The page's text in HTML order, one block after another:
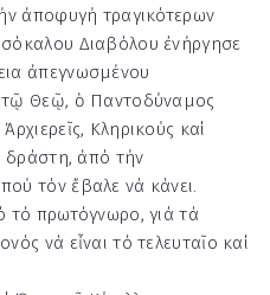
ἀποφυγή τραγικότερων
Διαβόλου ἐνήργησε
ἀπεγνωσμένου
τῷ Θεῷ, ὁ Παντοδύναμος
Κληρικούς καί
δράστη, ἀπό τήν
τόν ἔβαλε νά κάνει.
τό πρωτόγνωρο, γιά τά
νά εἶναι τό τελευταῖο καί